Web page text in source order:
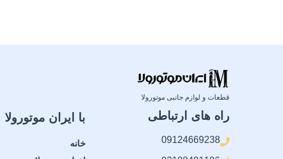
قطعات و لوازم جانبی موتورولا
راه های ارتباطی
09124669238
با ایران موتورولا
خانه